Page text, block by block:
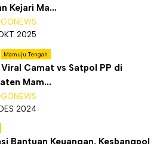
Kejari Ma...
2025
Mamuju Tengah
Camat vs Satpol PP di
Mam...
2024
Bantuan Keuangan, Kesbangpol